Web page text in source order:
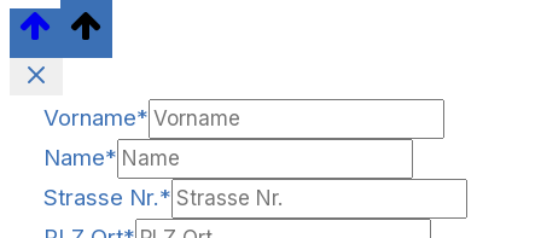
Vorname*
Name*
Strasse Nr.*